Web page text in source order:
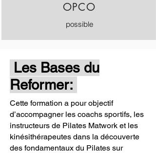
OPCO
possible
Les Bases du
Reformer:
Cette formation a pour objectif
d’accompagner les coachs sportifs, les
instructeurs de Pilates Matwork et les
kinésithérapeutes dans la découverte
des fondamentaux du Pilates sur